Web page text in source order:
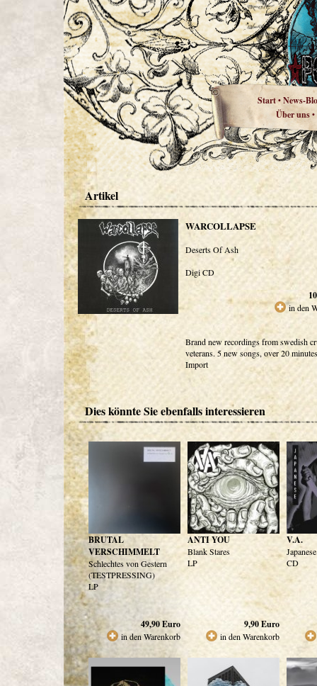
Start•News-
Über uns•
Artikel
WARCOLLAPSE
Deserts Of Ash
Digi CD
in den
Brand new recordings from swedish
veterans. 5 new songs, over 20
Import
Dies könnte Sie ebenfalls interessieren
BRUTAL
VERSCHIMMELT
Schlechtes von Gestern
(TESTPRESSING)
LP
49,90Euro
in den Warenkorb
ANTI YOU
Blank Stares
LP
9,90Euro
in den Warenkorb
V.A.
CD